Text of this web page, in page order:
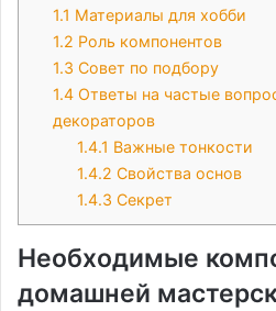
1.1 Материалы для хобби
1.2 Роль компонентов
1.3 Совет по подбору
1.4 Ответы на частые
декораторов
1.4.1 Важные тонкости
1.4.2 Свойства основ
1.4.3 Секрет
Необходимые
домашней